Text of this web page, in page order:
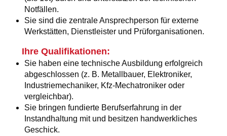
Notfällen.
Sie sind die zentrale Ansprechperson für externe
Werkstätten, Dienstleister und Prüforganisationen.
Ihre Qualifikationen:
Sie haben eine technische Ausbildung erfolgreich
abgeschlossen (z. B. Metallbauer, Elektroniker,
Industriemechaniker, Kfz-Mechatroniker oder
vergleichbar).
Sie bringen fundierte Berufserfahrung in der
Instandhaltung mit und besitzen handwerkliches
Geschick.